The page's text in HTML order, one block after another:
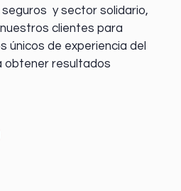
y sector solidario,
clientes para
únicos de experiencia del
obtener resultados